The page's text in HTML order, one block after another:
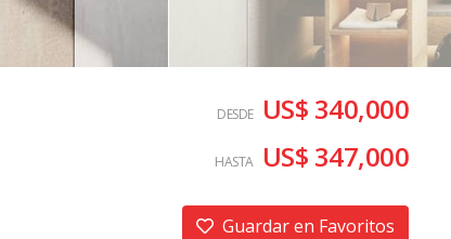
DESDE US$ 340,000
HASTA US$ 347,000
Guardar en Favoritos